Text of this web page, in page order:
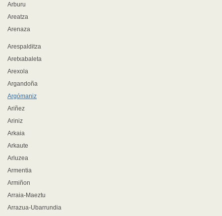
Arburu
Areatza
Arenaza
Arespalditza
Aretxabaleta
Arexola
Argandoña
Argómaniz
Ariñez
Ariniz
Arkaia
Arkaute
Arluzea
Armentia
Armiñon
Arraia-Maeztu
Arrazua-Ubarrundia